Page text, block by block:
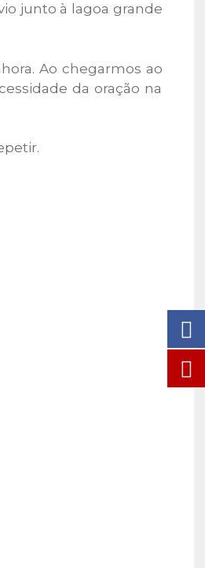
junto à lagoa grande
Ao chegarmos ao
da oração na